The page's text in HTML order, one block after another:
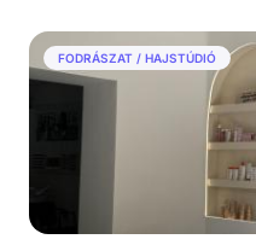
FODRÁSZAT / HAJSTÚDIÓ